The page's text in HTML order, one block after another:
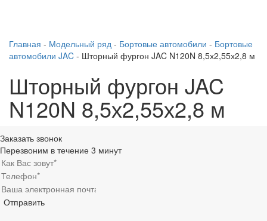
Главная - Модельный ряд - Бортовые автомобили - Бортовые
автомобили JAC - Шторный фургон JAC N120N 8,5х2,55х2,8 м
Шторный фургон JAC
N120N 8,5х2,55х2,8 м
Заказать звонок
Перезвоним в течение 3 минут